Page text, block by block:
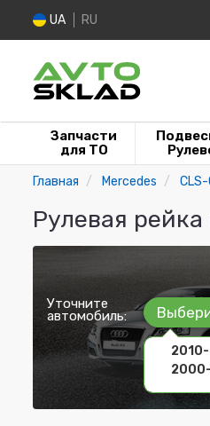
UA RU
Запчасти
для ТО
Главная Mercedes
Рулевая
Уточните
автомобиль: